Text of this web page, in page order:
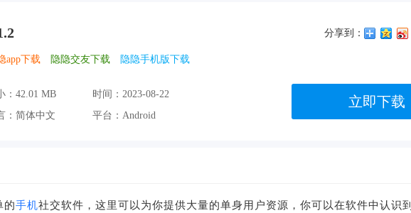
app下载 隐隐交友下载 隐隐手机版下载
分享到：
： 42.01 MB 时间： 2023-08-22
： 简体中文 平台： Android
立即下载
的手机社交软件，这里可以为你提供大量的单身用户资源，你可以在软件中认识